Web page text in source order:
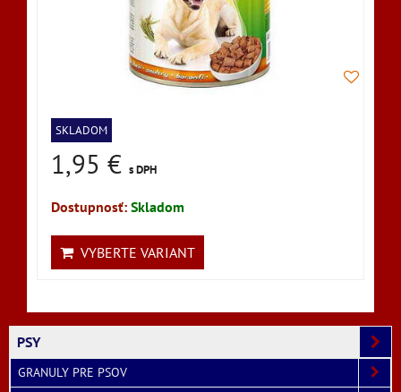
SKLADOM
1,95 € s DPH
Dostupnosť: Skladom
VYBERTE VARIANT
PSY
GRANULY PRE PSOV